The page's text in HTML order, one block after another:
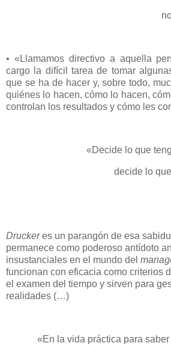
• «Llamamos directivo a aquella
cargo la difícil tarea de tomar
que se ha de hacer y, sobre todo,
quiénes lo hacen, cómo lo hacen,
controlan los resultados y cómo les
«Decide lo que
decide lo
Druckeres un parangón de esa
permanece como poderoso antídoto
insustanciales en el mundo del
funcionan con eficacia como criterios
el examen del tiempo y sirven para
realidades (…)
«En la vida práctica para